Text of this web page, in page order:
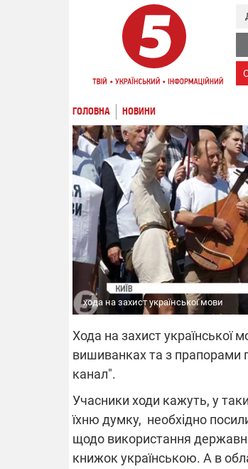
ГОЛОВНА НОВИНИ
хода на захист української мови
Хода на захист української
вишиванках та з прапорами
канал".
Учасники ходи кажуть, у
їхню думку, необхідно
щодо використання
книжок українською. А в